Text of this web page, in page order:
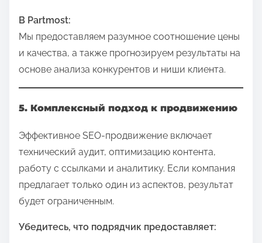
В Partmost:
Мы предоставляем разумное соотношение цены
и качества, а также прогнозируем результаты на
основе анализа конкурентов и ниши клиента.
5. Комплексный подход к продвижению
Эффективное SEO-продвижение включает
технический аудит, оптимизацию контента,
работу с ссылками и аналитику. Если компания
предлагает только один из аспектов, результат
будет ограниченным.
Убедитесь, что подрядчик предоставляет: